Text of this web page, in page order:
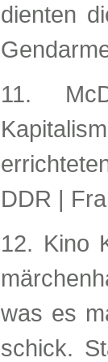
dienten
11.
DDR |
12. Kino
was es
schick.